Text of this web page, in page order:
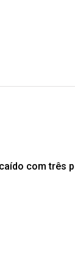
com três